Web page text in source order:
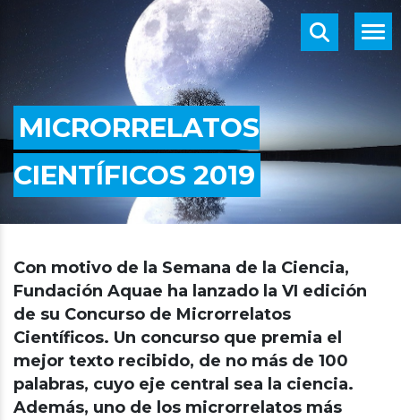
MICRORRELATOS
CIENTÍFICOS 2019
Con motivo de la Semana de la Ciencia,
Fundación Aquae ha lanzado la VI edición
de su Concurso de Microrrelatos
Científicos. Un concurso que premia el
mejor texto recibido, de no más de 100
palabras, cuyo eje central sea la ciencia.
Además, uno de los microrrelatos más